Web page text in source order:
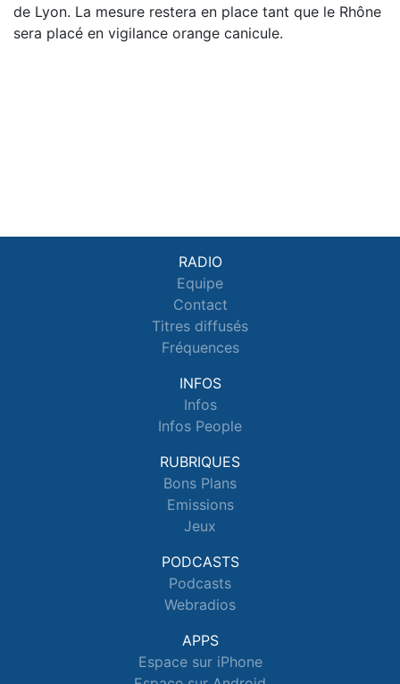
de Lyon. La mesure restera en place tant que le Rhône
sera placé en vigilance orange canicule.
RADIO
Equipe
Contact
Titres diffusés
Fréquences
INFOS
Infos
Infos People
RUBRIQUES
Bons Plans
Emissions
Jeux
PODCASTS
Podcasts
Webradios
APPS
Espace sur iPhone